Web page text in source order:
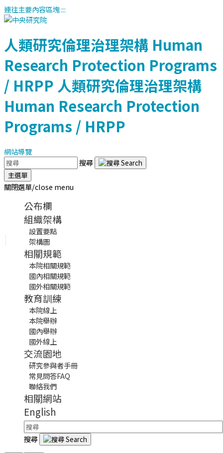
連往主要內容區塊:::
人類研究倫理治理架構 Human
Research Protection Programs
/ HRPP 人類研究倫理治理架構
Human Research Protection
Programs / HRPP
網站導覽
搜尋
主選單
關閉選單/close menu
公布欄
組織架構
設置要點
架構圖
相關規範
本院相關規範
國內相關規範
國外相關規範
教育訓練
本院線上
本院舉辦
國內舉辦
國外線上
交流園地
研究參與者手冊
常見問答FAQ
聯絡我們
相關網站
English
搜尋